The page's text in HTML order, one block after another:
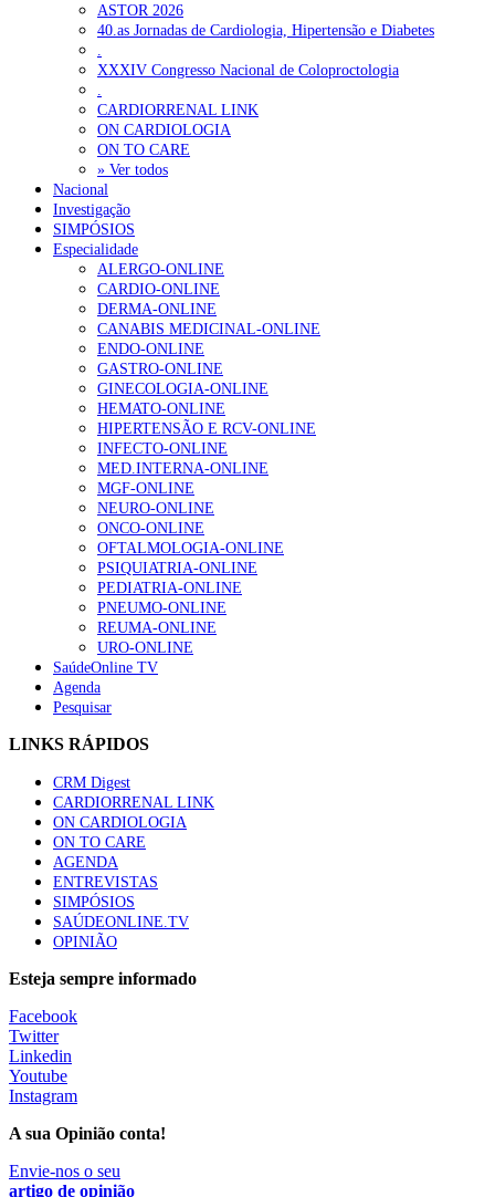
ASTOR 2026
40.as Jornadas de Cardiologia, Hipertensão e Diabetes
XXXIV Congresso Nacional de Coloproctologia
CARDIORRENAL LINK
ON CARDIOLOGIA
ON TO CARE
» Ver todos
Nacional
Investigação
SIMPÓSIOS
Especialidade
ALERGO-ONLINE
CARDIO-ONLINE
DERMA-ONLINE
CANABIS MEDICINAL-ONLINE
ENDO-ONLINE
GASTRO-ONLINE
GINECOLOGIA-ONLINE
HEMATO-ONLINE
HIPERTENSÃO E RCV-ONLINE
INFECTO-ONLINE
MED.INTERNA-ONLINE
MGF-ONLINE
NEURO-ONLINE
ONCO-ONLINE
OFTALMOLOGIA-ONLINE
PSIQUIATRIA-ONLINE
PEDIATRIA-ONLINE
PNEUMO-ONLINE
REUMA-ONLINE
URO-ONLINE
SaúdeOnline TV
Agenda
Pesquisar
LINKS RÁPIDOS
CRM Digest
CARDIORRENAL LINK
ON CARDIOLOGIA
ON TO CARE
AGENDA
ENTREVISTAS
SIMPÓSIOS
SAÚDEONLINE.TV
OPINIÃO
Esteja sempre informado
Facebook
Twitter
Linkedin
Youtube
Instagram
A sua Opinião conta!
Envie-nos o seu
artigo de opinião